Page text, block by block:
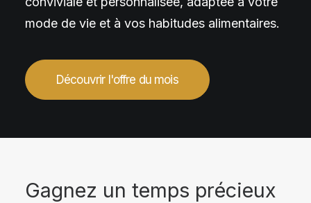
mode de vie et à vos habitudes alimentaires.
Découvrir l'offre du mois
Gagnez un temps précieux